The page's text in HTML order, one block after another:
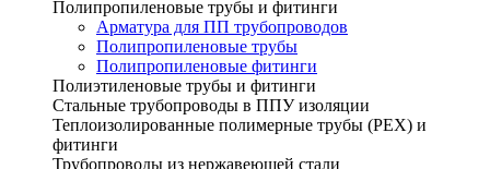
Полипропиленовые трубы и фитинги
Арматура для ПП трубопроводов
Полипропиленовые трубы
Полипропиленовые фитинги
Полиэтиленовые трубы и фитинги
Стальные трубопроводы в ППУ изоляции
Теплоизолированные полимерные трубы (РЕХ) и
фитинги
Трубопроводы из нержавеющей стали